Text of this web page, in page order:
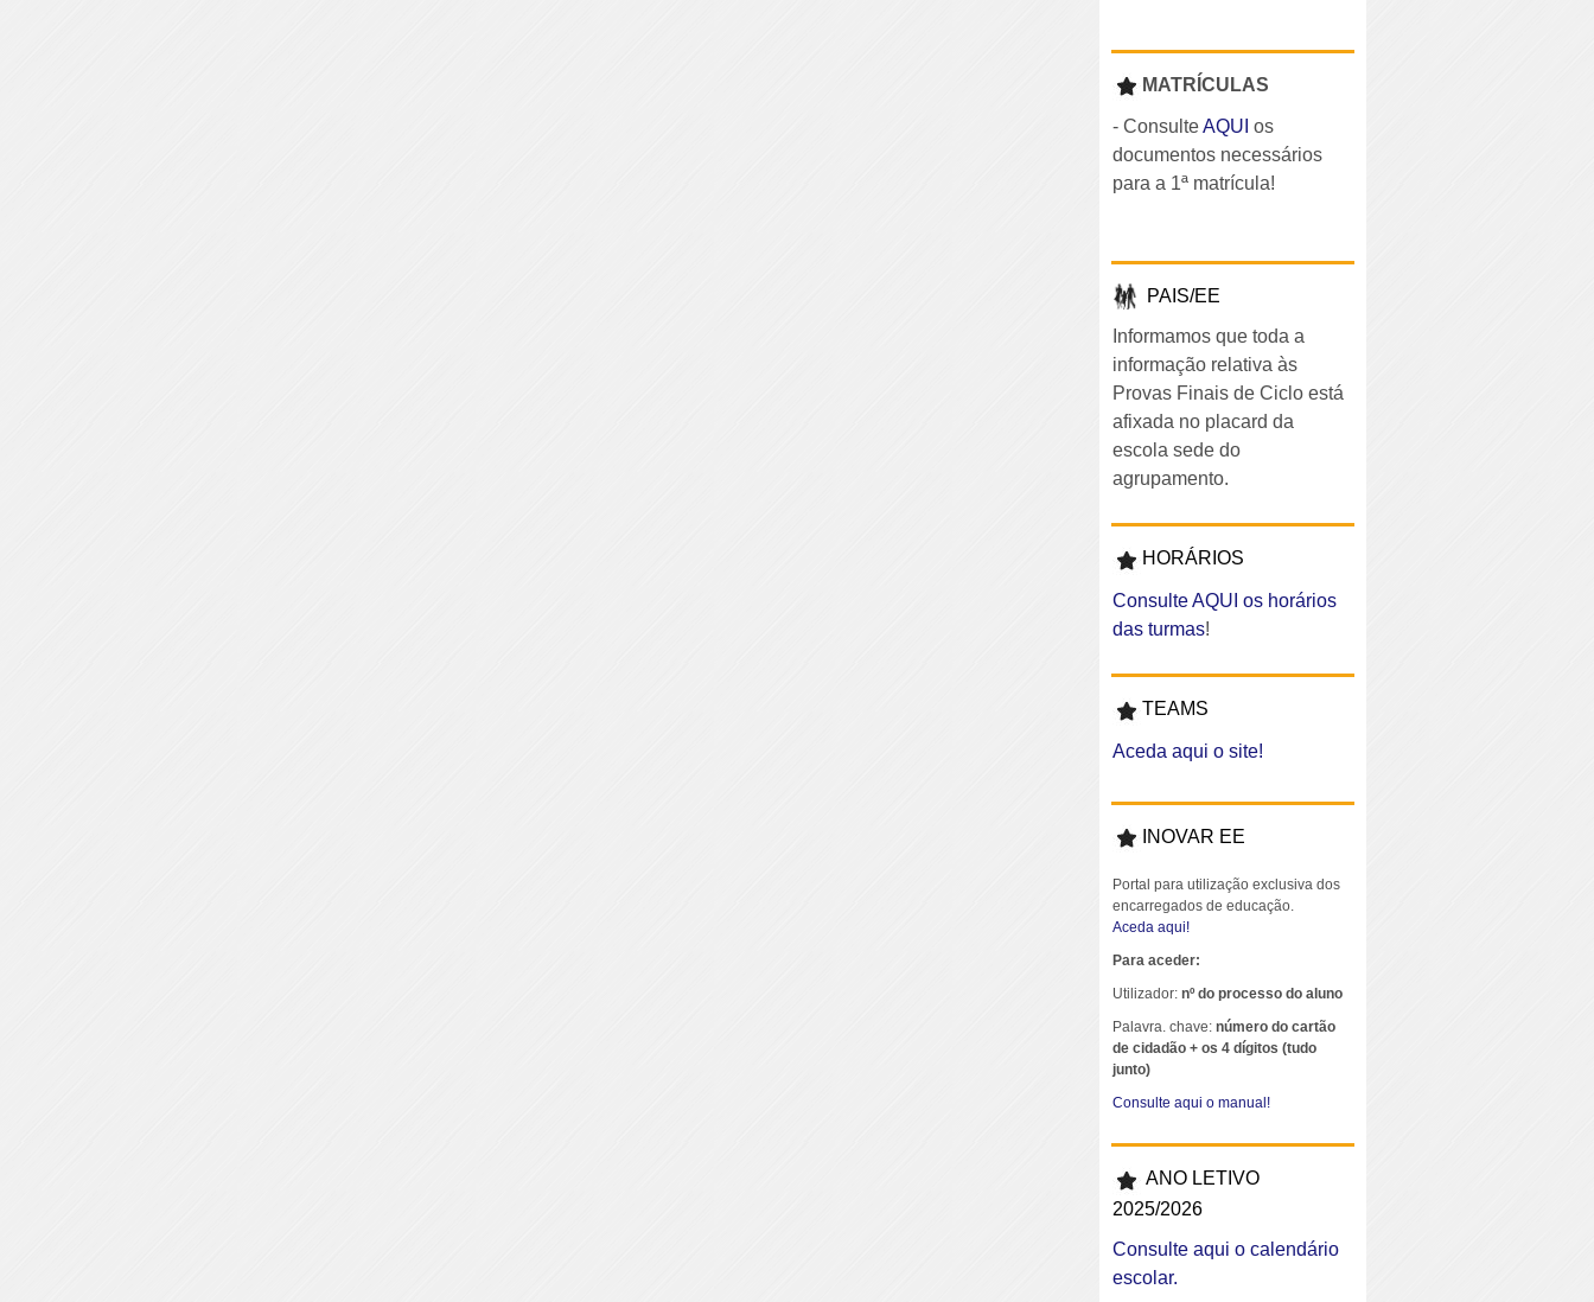
MATRÍCULAS
- ConsulteAQUI os
documentos necessários
para a 1ª matrícula!
PAIS/EE
Informamos que toda a
informação relativa às
Provas Finais de Ciclo está
afixada no placard da
escola sede do
agrupamento.
HORÁRIOS
Consulte AQUI os horários
das turmas!
TEAMS
Aceda aqui o site!
INOVAR EE
Portal para utilização exclusiva dos
encarregados de educação.
Aceda aqui!
Para aceder:
Utilizador: nº do processo do aluno
Palavra. chave:número do cartão
de cidadão + os 4 dígitos (tudo
junto)
Consulte aqui o manual!
ANO LETIVO
2025/2026
Consulte aqui o calendário
escolar.